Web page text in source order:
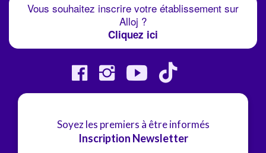
Vous souhaitez inscrire votre établissement sur
Alloj ?
Cliquez ici
Soyez les premiers à être informés
Inscription Newsletter